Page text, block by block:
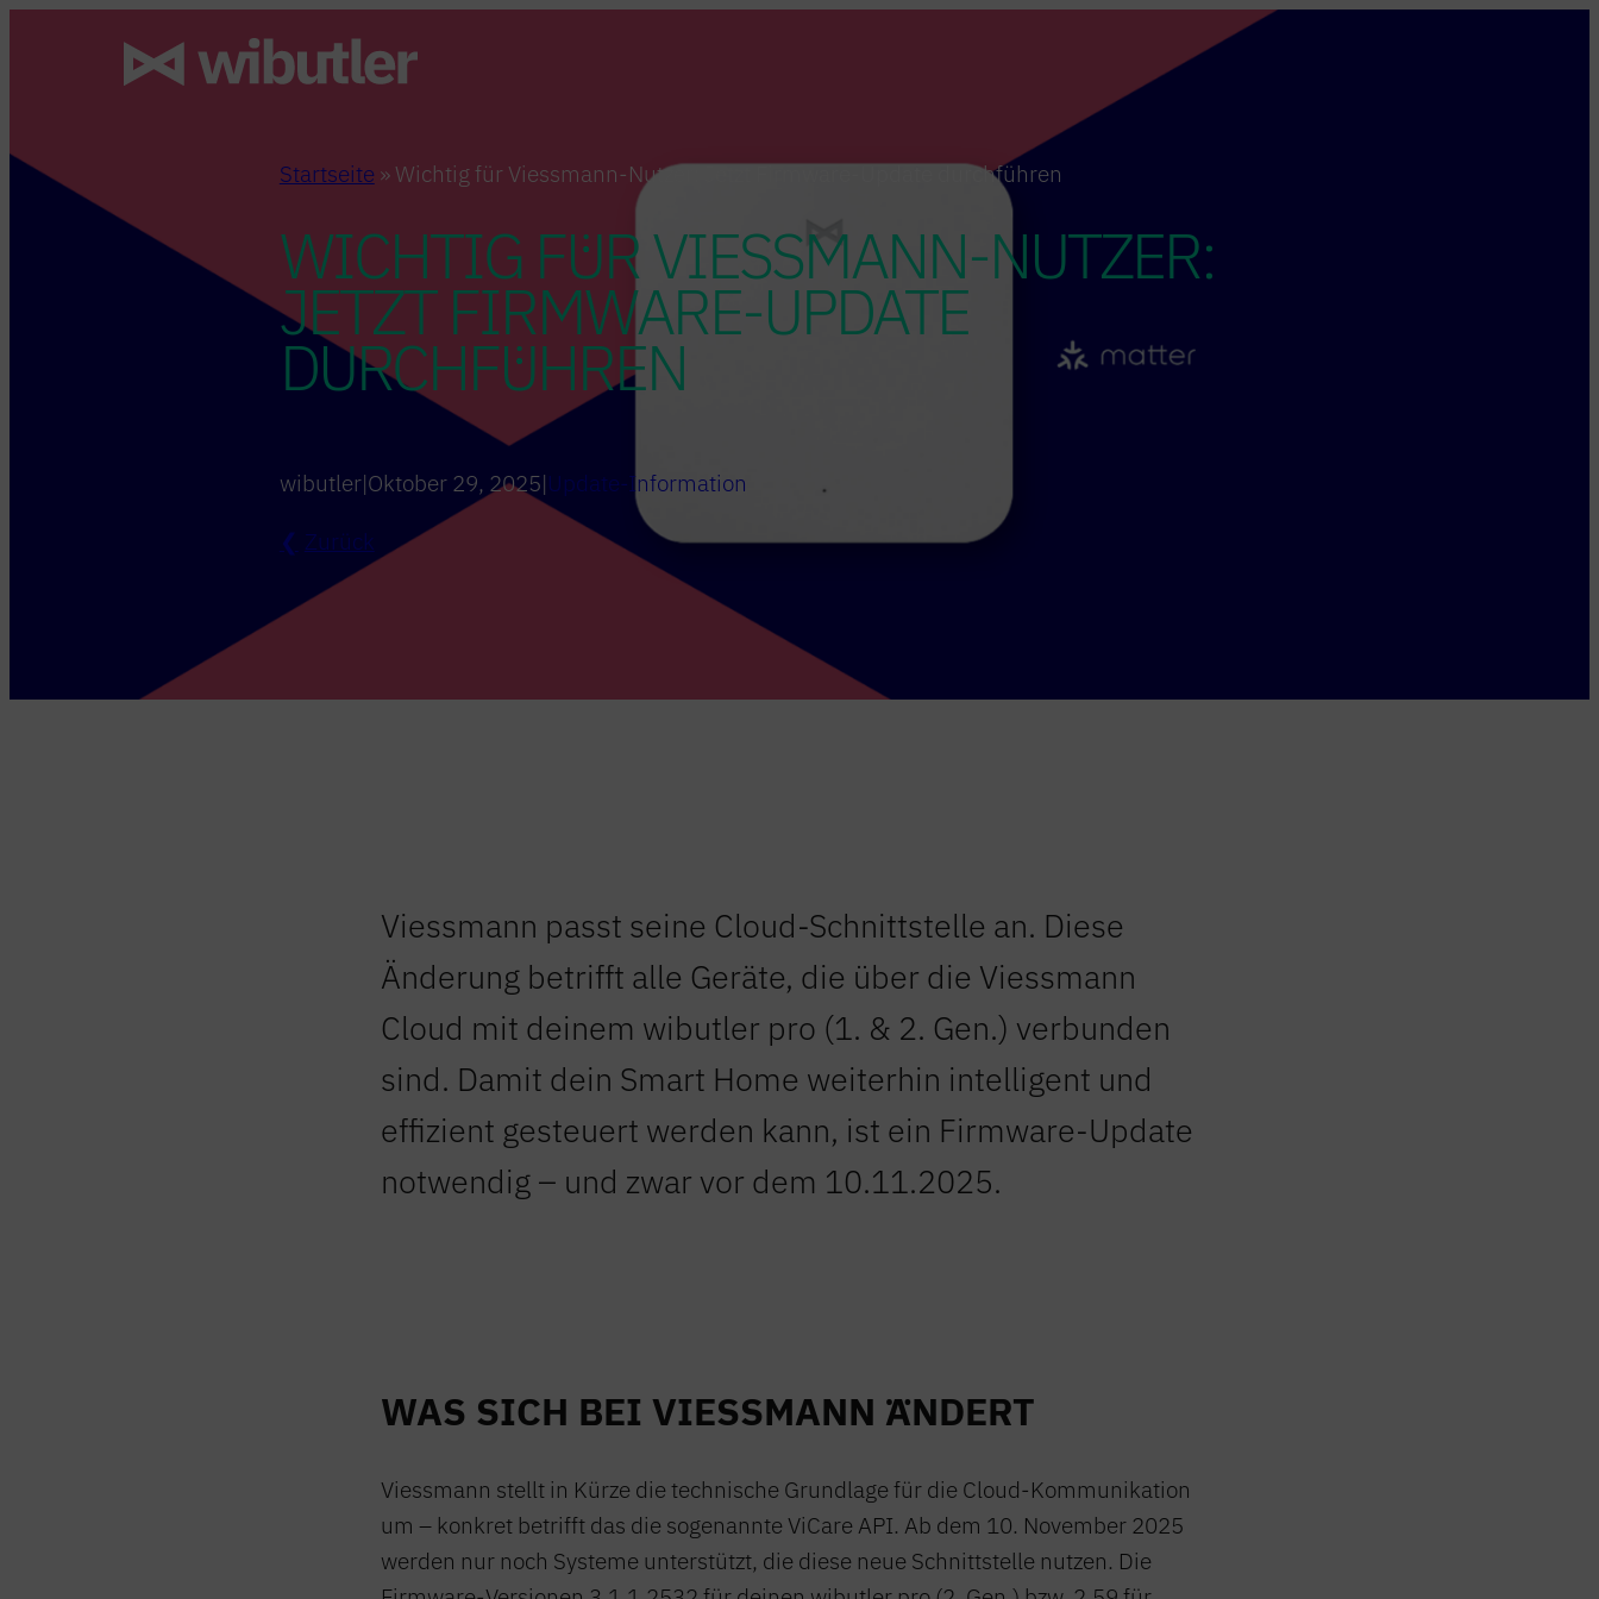
Startseite » Wichtig für Viessmann-Nutzer: Jetzt Firmware-Update durchführen
WICHTIG FÜR VIESSMANN-NUTZER:
JETZT FIRMWARE-UPDATE
DURCHFÜHREN
wibutler|Oktober 29, 2025|Update-Information
Zurück
Viessmann passt seine Cloud-Schnittstelle an. Diese
Änderung betrifft alle Geräte, die über die Viessmann
Cloud mit deinem wibutler pro (1. & 2. Gen.) verbunden
sind. Damit dein Smart Home weiterhin intelligent und
effizient gesteuert werden kann, ist ein Firmware-Update
notwendig – und zwar vor dem 10.11.2025.
WAS SICH BEI VIESSMANN ÄNDERT
Viessmann stellt in Kürze die technische Grundlage für die Cloud-Kommunikation
um – konkret betrifft das die sogenannte ViCare API. Ab dem 10. November 2025
werden nur noch Systeme unterstützt, die diese neue Schnittstelle nutzen. Die